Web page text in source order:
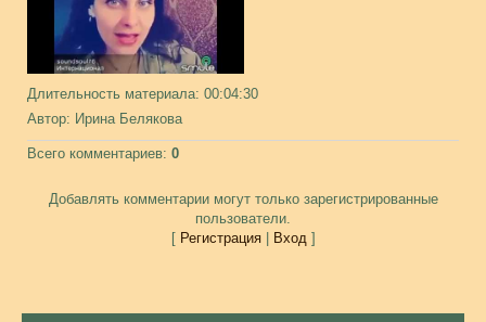
Длительность материала: 00:04:30
Автор: Ирина Белякова
Всего комментариев: 0
Добавлять комментарии могут только зарегистрированные
пользователи.
[ Регистрация| Вход]